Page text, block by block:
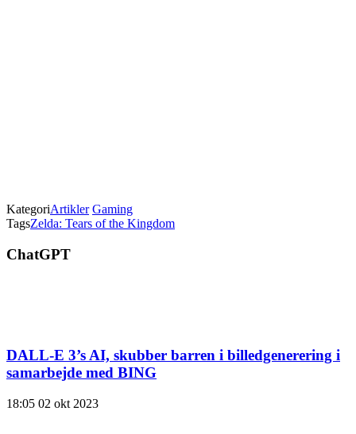
KategoriArtikler Gaming
TagsZelda: Tears of the Kingdom
ChatGPT
DALL-E 3’s AI, skubber barren i billedgenerering i
samarbejde med BING
18:05 02 okt 2023